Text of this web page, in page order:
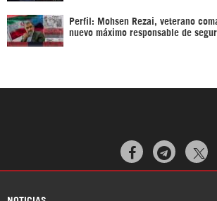
Perfil: Mohsen Rezai, veterano
nuevo máximo responsable de

NOTICIAS